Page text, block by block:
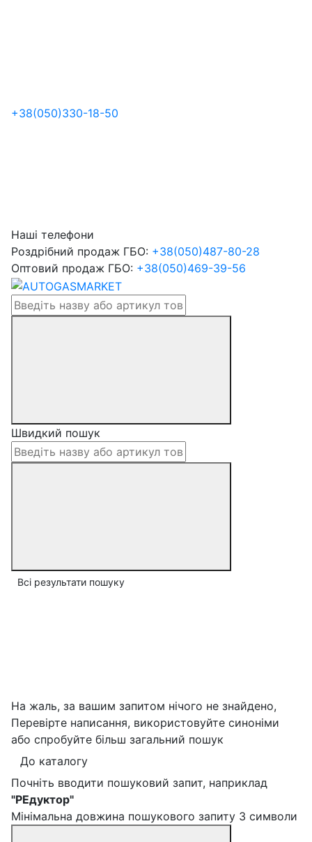
+38(050)330-18-50
Наші телефони
Роздрібний продаж ГБО: +38(050)487-80-28
Оптовий продаж ГБО: +38(050)469-39-56
Швидкий пошук
Всі результати пошуку
На жаль, за вашим запитом нічого не знайдено,
Перевірте написання, використовуйте синоніми
або спробуйте більш загальний пошук
До каталогу
Почніть вводити пошуковий запит, наприклад
"РЕдуктор"
Мінімальна довжина пошукового запиту 3 символи